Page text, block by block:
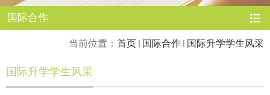
国际合作
当前位置： 首页 国际合作 国际升学学生风采
国际升学学生风采